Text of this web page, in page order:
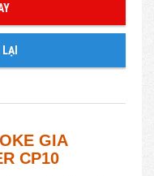
GIA
CP10